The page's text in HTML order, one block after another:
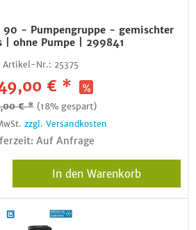
90 - Pumpengruppe - gemischter
| ohne Pumpe | 299841
Artikel-Nr.: 25375
€ *
€ * (18% gespart)
zzgl. Versandkosten
Auf Anfrage
In den Warenkorb